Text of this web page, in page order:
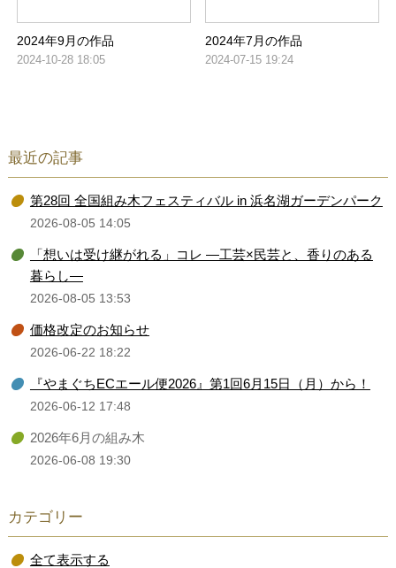
2024年9月の作品
2024-10-28 18:05
2024年7月の作品
2024-07-15 19:24
最近の記事
第28回 全国組み木フェスティバル in 浜名湖ガーデンパーク
2026-08-05 14:05
「想いは受け継がれる」コレ ―工芸×民芸と、香りのある
暮らし―
2026-08-05 13:53
価格改定のお知らせ
2026-06-22 18:22
『やまぐちECエール便2026』第1回6月15日（月）から！
2026-06-12 17:48
2026年6月の組み木
2026-06-08 19:30
カテゴリー
全て表示する